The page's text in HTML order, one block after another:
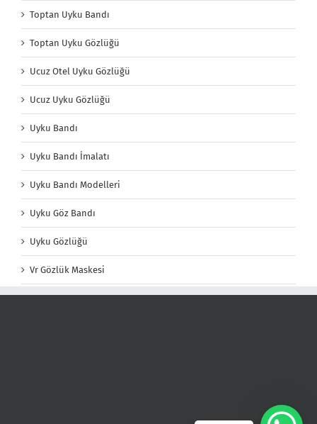
Toptan Uyku Bandı
Toptan Uyku Gözlüğü
Ucuz Otel Uyku Gözlüğü
Ucuz Uyku Gözlüğü
Uyku Bandı
Uyku Bandı İmalatı
Uyku Bandı Modelleri
Uyku Göz Bandı
Uyku Gözlüğü
Vr Gözlük Maskesi